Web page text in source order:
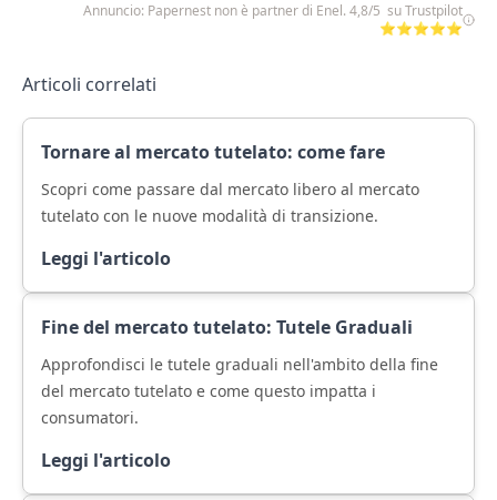
Annuncio: Papernest non è partner di Enel. 4,8/5 su Trustpilot
⭐⭐⭐⭐⭐
Articoli correlati
Tornare al mercato tutelato: come fare
Scopri come passare dal mercato libero al mercato
tutelato con le nuove modalità di transizione.
Leggi l'articolo
Fine del mercato tutelato: Tutele Graduali
Approfondisci le tutele graduali nell'ambito della fine
del mercato tutelato e come questo impatta i
consumatori.
Leggi l'articolo